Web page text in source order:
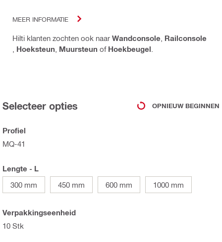
MEER INFORMATIE
Hilti klanten zochten ook naar Wandconsole Railconsole
Hoeksteun Muursteun of Hoekbeugel
Selecteer opties OPNIEUW BEGINNEN
Profiel
MQ-41
Lengte - L
300 mm
450 mm 600 mm 1000 mm
Verpakkingseenheid
10 Stk